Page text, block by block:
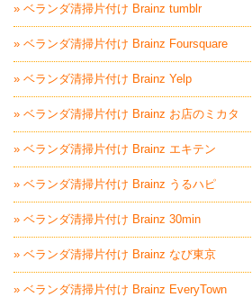
» ベランダ清掃片付け Brainz tumblr
» ベランダ清掃片付け Brainz Foursquare
» ベランダ清掃片付け Brainz Yelp
» ベランダ清掃片付け Brainz お店のミカタ
» ベランダ清掃片付け Brainz エキテン
» ベランダ清掃片付け Brainz うるハピ
» ベランダ清掃片付け Brainz 30min
» ベランダ清掃片付け Brainz なび東京
» ベランダ清掃片付け Brainz EveryTown